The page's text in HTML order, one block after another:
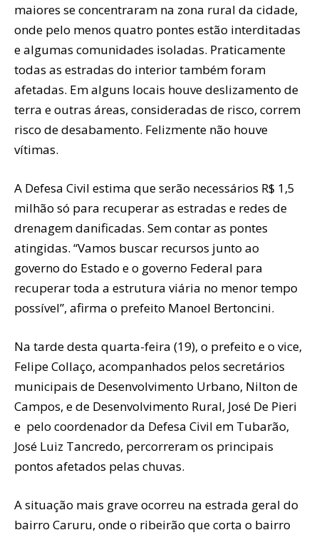
maiores se concentraram na zona rural da cidade,
onde pelo menos quatro pontes estão interditadas
e algumas comunidades isoladas. Praticamente
todas as estradas do interior também foram
afetadas. Em alguns locais houve deslizamento de
terra e outras áreas, consideradas de risco, correm
risco de desabamento. Felizmente não houve
vítimas.
A Defesa Civil estima que serão necessários R$ 1,5
milhão só para recuperar as estradas e redes de
drenagem danificadas. Sem contar as pontes
atingidas. “Vamos buscar recursos junto ao
governo do Estado e o governo Federal para
recuperar toda a estrutura viária no menor tempo
possível”, afirma o prefeito Manoel Bertoncini.
Na tarde desta quarta-feira (19), o prefeito e o vice,
Felipe Collaço, acompanhados pelos secretários
municipais de Desenvolvimento Urbano, Nilton de
Campos, e de Desenvolvimento Rural, José De Pieri
e pelo coordenador da Defesa Civil em Tubarão,
José Luiz Tancredo, percorreram os principais
pontos afetados pelas chuvas.
A situação mais grave ocorreu na estrada geral do
bairro Caruru, onde o ribeirão que corta o bairro